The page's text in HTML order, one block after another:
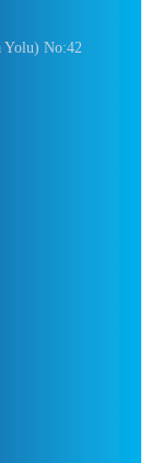
Yolu) No:42